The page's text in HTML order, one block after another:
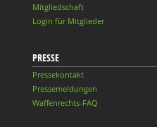
Mitgliedschaft
Login für Mitglieder
PRESSE
Pressekontakt
Pressemeldungen
Waffenrechts-FAQ